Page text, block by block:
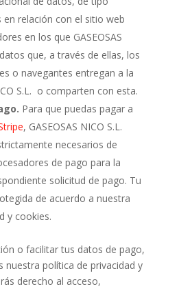
en relación con el sitio web
en los que GASEOSAS
que, a través de ellas, los
o navegantes entregan a la
S.L. o comparten con esta.
Para que puedas pagar a
, GASEOSAS NICO S.L.
necesarios de
de pago para la
solicitud de pago. Tu
de acuerdo a nuestra
y cookies.
o facilitar tus datos de pago,
nuestra política de privacidad y
derecho al acceso,